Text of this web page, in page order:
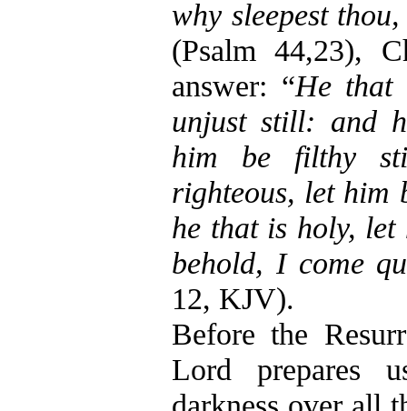
why sleepest
(Psalm 44,23),
answer: “He that
unjust still: and
him be filthy
righteous, let him
he that is holy,
behold, I come
12, KJV).
Before the
Lord prepares